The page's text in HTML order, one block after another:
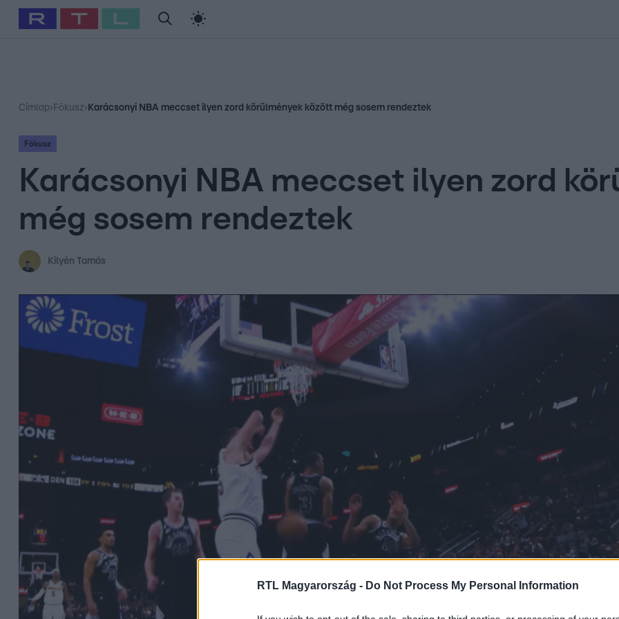
RTL Magyarország - Do Not Process My Personal Information
Babits Marcella Szellő István Most Wanted
Címlap› Fókusz› Karácsonyi NBA meccset ilyen zord körülmények között még sosem rendeztek
Fókusz
Karácsonyi NBA meccset ilyen zord
még sosem rendeztek
Kilyén Tamás